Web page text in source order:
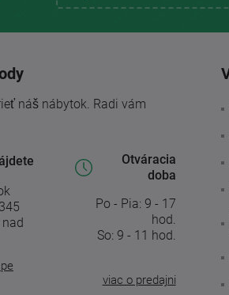
náš nábytok. Radi vám
Otváracia
doba
Po - Pia: 9 - 17
hod.
So: 9 - 11 hod.
viac o predajni